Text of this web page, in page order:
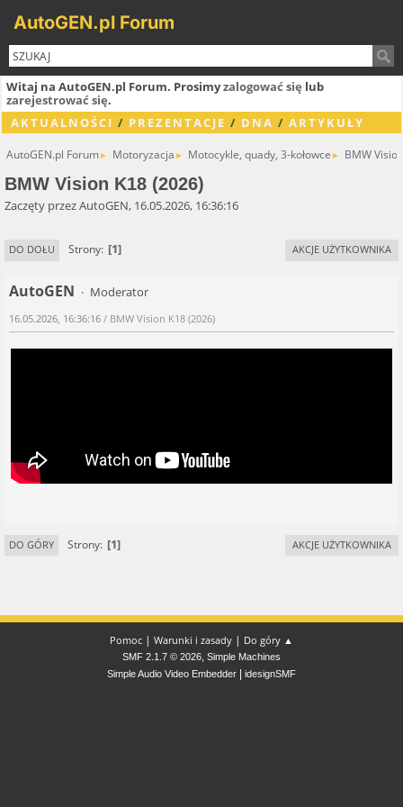
AutoGEN.pl Forum
Witaj na AutoGEN.pl Forum. Prosimyzalogować się lub
zarejestrować się.
AKTUALNOŚCI / PREZENTACJE / DNA / ARTYKUŁY
AutoGEN.pl Forum► Motoryzacja ► Motocykle, quady, 3-kołowce ► BMW
BMW Vision K18 (2026)
Zaczęty przez AutoGEN, 16.05.2026, 16:36:16
DO DOŁU Strony 1 AKCJE UŻYTKOWNIKA
AutoGEN Moderator
16.05.2026, 16:36:16 / BMW Vision K18 (2026)
DO GÓRY Strony 1 AKCJE UŻYTKOWNIKA
Pomoc | Warunki i zasady | Do góry ▲
SMF 2.1.7 © 2026, Simple Machines
Simple Audio Video Embedder
idesignSMF